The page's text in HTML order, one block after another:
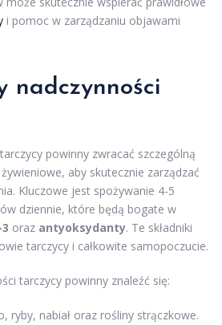
i pomoc w zarządzaniu objawami
nadczynności
powinny zwracać szczególną
aby skutecznie zarządzać
Kluczowe jest spożywanie 4-5
dziennie, które będą bogate w
oraz antyoksydanty. Te składniki
tarczycy i całkowite samopoczucie.
tarczycy powinny znaleźć się:
ryby, nabiał oraz rośliny strączkowe.